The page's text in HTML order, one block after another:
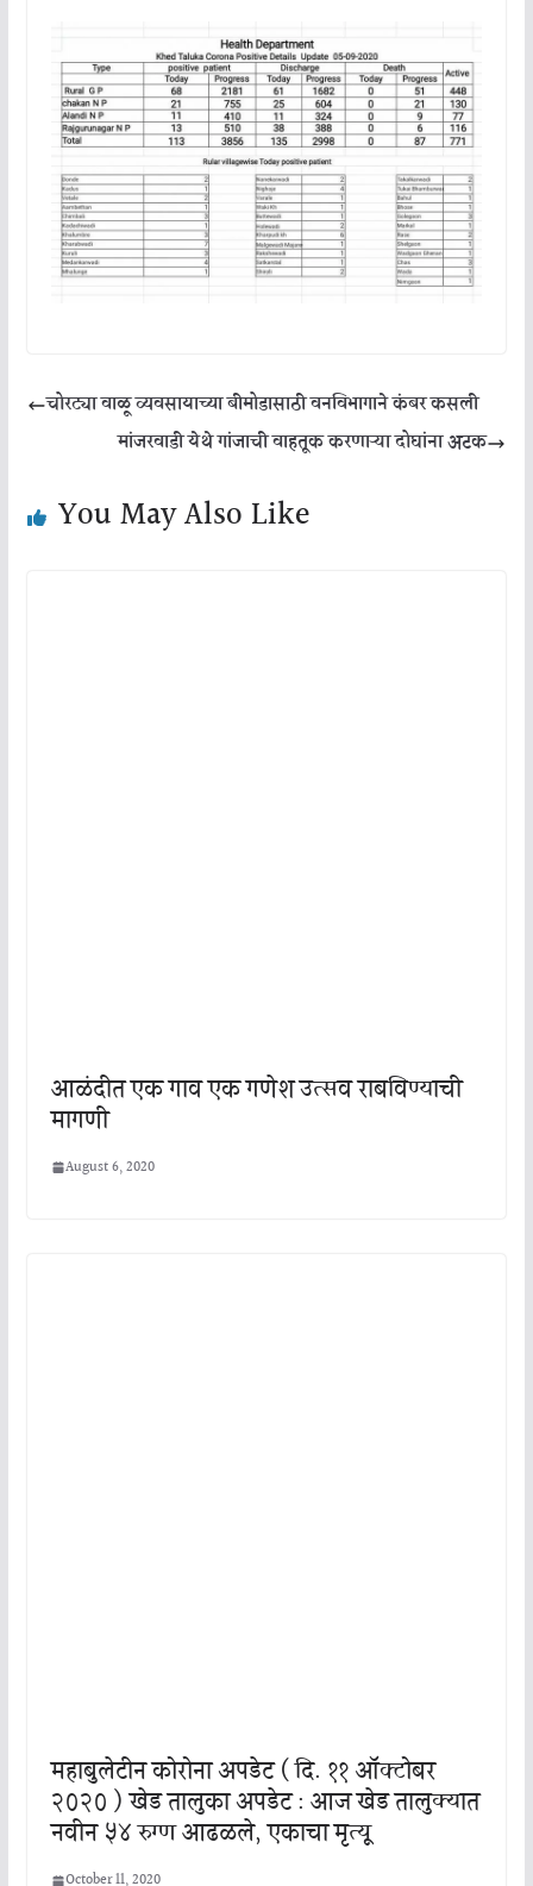
चोरट्या वाळू व्यवसायाच्या बीमोडासाठी वनविभागाने कंबर कसली
मांजरवाडी येथे गांजाची वाहतूक करणाऱ्या दोघांना अटक
You May Also Like
आळंदीत एक गाव एक गणेश उत्सव राबविण्याची
मागणी
August 6, 2020
महाबुलेटीन कोरोना अपडेट ( दि. ११ ऑक्टोबर
२०२० ) खेड तालुका अपडेट : आज खेड तालुक्यात
नवीन ५४ रुग्ण आढळले, एकाचा मृत्यू
October 11, 2020